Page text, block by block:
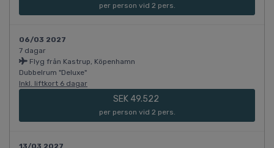
per person vid 2 pers.
06/03 2027
7 dagar
Flyg från Kastrup, Köpenhamn
Dubbelrum "Deluxe"
Inkl. liftkort 6 dagar
SEK 49.522
per person vid 2 pers.
13/03 2027